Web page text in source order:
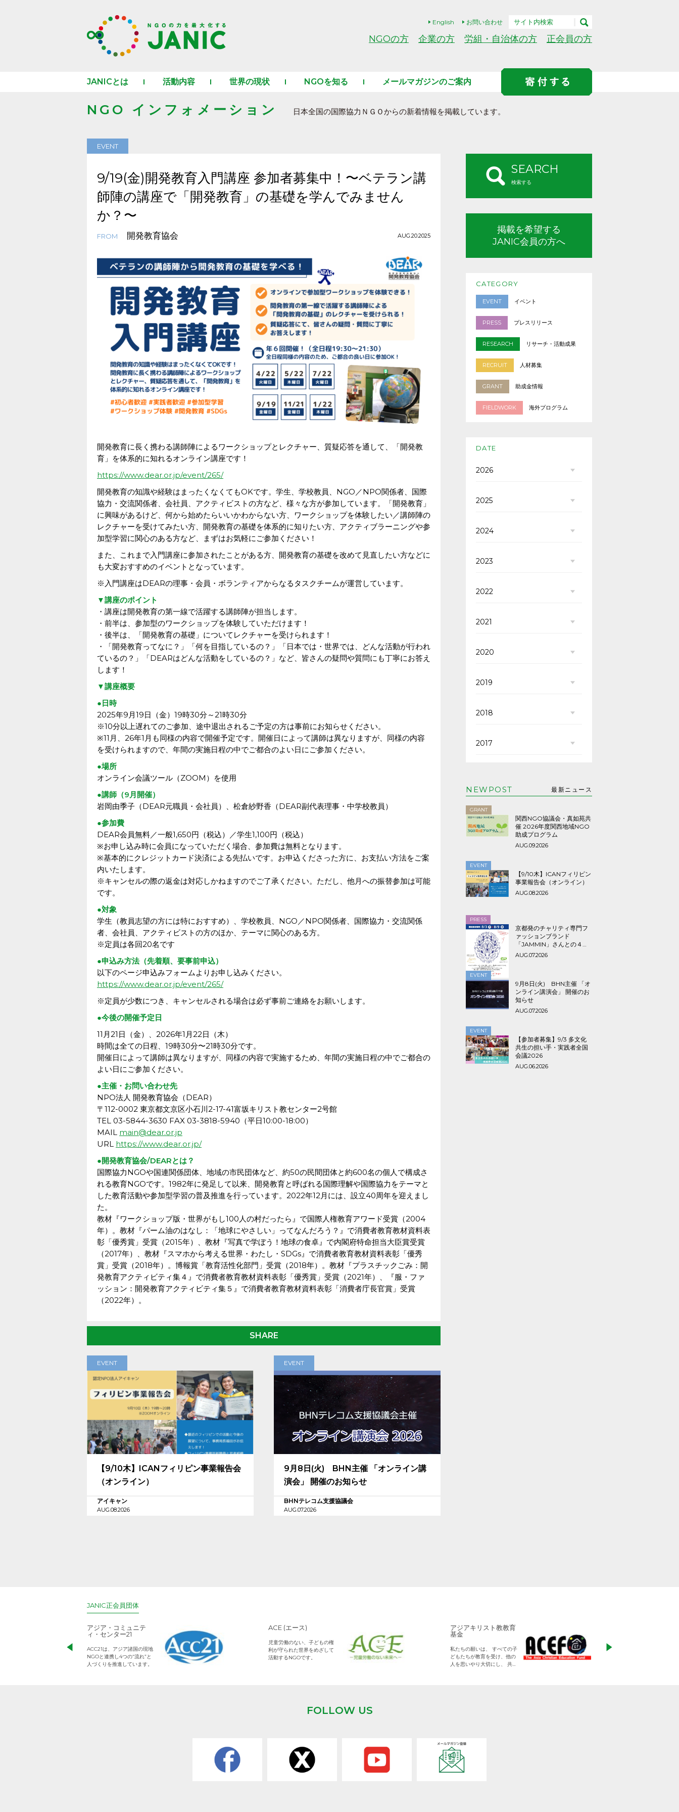
English お問い合わせ
NGOの方 企業の方 労組・自治体の方 正会員の方
JANICとは 活動内容 世界の現状 NGOを知る メールマガジンのご案内
NGO インフォメーション 日本全国の国際協力ＮＧＯからの新着情報を掲載しています。
EVENT
9/19(金)開発教育入門講座 参加者募集中！〜ベテラン講
師陣の講座で「開発教育」の基礎を学んでみません
か？〜
FROM 開発教育協会 AUG.20.2025
開発教育に長く携わる講師陣によるワークショップとレクチャー、質疑応答を通して、「開発教
育」を体系的に知れるオンライン講座です！
https://www.dear.or.jp/event/265/
開発教育の知識や経験はまったくなくてもOKです。学生、学校教員、NGO／NPO関係者、国際
協力・交流関係者、会社員、アクティビストの方など、様々な方が参加しています。「開発教育」
に興味があるけど、何から始めたらいいかわからない方、ワークショップを体験したい／講師陣の
レクチャーを受けてみたい方、開発教育の基礎を体系的に知りたい方、アクティブラーニングや参
加型学習に関心のある方など、まずはお気軽にご参加ください！
また、これまで入門講座に参加されたことがある方、開発教育の基礎を改めて見直したい方などに
も大変おすすめのイベントとなっています。
※入門講座はDEARの理事・会員・ボランティアからなるタスクチームが運営しています。
▼講座のポイント
・講座は開発教育の第一線で活躍する講師陣が担当します。
・前半は、参加型のワークショップを体験していただけます！
・後半は、「開発教育の基礎」についてレクチャーを受けられます！
・「開発教育ってなに？」「何を目指しているの？」「日本では・世界では、どんな活動が行われ
ているの？」「DEARはどんな活動をしているの？」など、皆さんの疑問や質問にも丁寧にお答え
します！
▼講座概要
●日時
2025年9月19日（金）19時30分～21時30分
※10分以上遅れてのご参加、途中退出されるご予定の方は事前にお知らせください。
※11月、26年1月も同様の内容で開催予定です。開催日によって講師は異なりますが、同様の内容
を受けられますので、年間の実施日程の中でご都合のよい日にご参加ください。
●場所
オンライン会議ツール（ZOOM）を使用
●講師（9月開催）
岩岡由季子（DEAR元職員・会社員）、松倉紗野香（DEAR副代表理事・中学校教員）
●参加費
DEAR会員無料／一般1,650円（税込）／学生1,100円（税込）
※お申し込み時に会員になっていただく場合、参加費は無料となります。
※基本的にクレジットカード決済による先払いです。お申込くださった方に、お支払い方法をご案
内いたします。
※キャンセルの際の返金は対応しかねますのでご了承ください。ただし、他月への振替参加は可能
です。
●対象
学生（教員志望の方には特におすすめ）、学校教員、NGO／NPO関係者、国際協力・交流関係
者、会社員、アクティビストの方のほか、テーマに関心のある方。
※定員は各回20名です
●申込み方法（先着順、要事前申込）
以下のページ申込みフォームよりお申し込みください。
https://www.dear.or.jp/event/265/
※定員が少数につき、キャンセルされる場合は必ず事前ご連絡をお願いします。
●今後の開催予定日
11月21日（金）、2026年1月22日（木）
時間は全ての日程、19時30分〜21時30分です。
開催日によって講師は異なりますが、同様の内容で実施するため、年間の実施日程の中でご都合の
よい日にご参加ください。
●主催・お問い合わせ先
NPO法人 開発教育協会（DEAR）
〒112-0002 東京都文京区小石川2-17-41富坂キリスト教センター2号館
TEL 03-5844-3630 FAX 03-3818-5940（平日10:00-18:00）
MAIL main@dear.or.jp
URL https://www.dear.or.jp/
●開発教育協会/DEARとは？
国際協力NGOや国連関係団体、地域の市民団体など、約50の民間団体と約600名の個人で構成さ
れる教育NGOです。1982年に発足して以来、開発教育と呼ばれる国際理解や国際協力をテーマと
した教育活動や参加型学習の普及推進を行っています。2022年12月には、設立40周年を迎えまし
た。
教材『ワークショップ版・世界がもし100人の村だったら』で国際人権教育アワード受賞（2004
年）。教材『パーム油のはなし：「地球にやさしい」ってなんだろう？』で消費者教育教材資料表
彰「優秀賞」受賞（2015年）、教材『写真で学ぼう！地球の食卓』で内閣府特命担当大臣賞受賞
（2017年）、教材『スマホから考える世界・わたし・SDGs』で消費者教育教材資料表彰「優秀
賞」受賞（2018年）。博報賞「教育活性化部門」受賞（2018年）。教材『プラスチックごみ：開
発教育アクティビティ集４』で消費者教育教材資料表彰「優秀賞」受賞（2021年）、『服・ファ
ッション：開発教育アクティビティ集５』で消費者教育教材資料表彰「消費者庁長官賞」受賞
（2022年）。
SHARE
EVENT
【9/10木】ICANフィリピン事業報告会
（オンライン）
アイキャン
AUG.08.2026
EVENT
9月8日(火) BHN主催 「オンライン講
演会」 開催のお知らせ
BHNテレコム支援協議会
AUG.07.2026
SEARCH
検索する
掲載を希望する
JANIC会員の方へ
CATEGORY
EVENT イベント
PRESS プレスリリース
RESEARCH リサーチ・活動成果
RECRUIT 人材募集
GRANT 助成金情報
FIELDWORK 海外プログラム
DATE
2026
2025
2024
2023
2022
2021
2020
2019
2018
2017
NEWPOST 最新ニュース
GRANT
関西NGO協議会・真如苑共
催 2026年度関西地域NGO
助成プログラム
AUG.09.2026
EVENT
【9/10木】ICANフィリピン
事業報告会（オンライン）
AUG.08.2026
PRESS
京都発のチャリティ専門フ
ァッションブランド
「JAMMIN」さんとの４年
ぶり３回目のコラボTシャツ
AUG.07.2026
EVENT
9月8日(火) BHN主催 「オ
ンライン講演会」 開催のお
知らせ
AUG.07.2026
EVENT
【参加者募集】9/3 多文化
共生の担い手・実践者全国
会議2026
AUG.06.2026
JANIC正会員団体
アジア・コミュニテ
ィ・センター21
ACC21は、アジア諸国の現地
NGOと連携し4つの“流れ”と
人づくりを推進しています。
ACE (エース)
児童労働のない、子どもの権
利が守られた世界をめざして
活動するNGOです。
アジアキリスト教教育
基金
私たちの願いは、 すべての子
どもたちが教育を受け、他の
人を思いやり大切にし、 共に
FOLLOW US